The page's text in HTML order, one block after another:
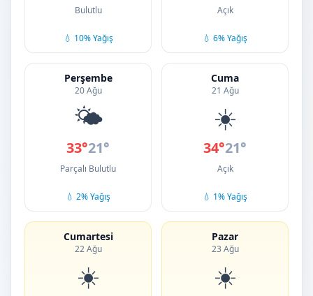
Bulutlu
💧 10% Yağış
Açık
💧 6% Yağış
Perşembe
20 Ağu
🌤️
33°21°
Parçalı Bulutlu
💧 2% Yağış
Cuma
21 Ağu
☀️
34°21°
Açık
💧 1% Yağış
Cumartesi
22 Ağu
☀️
Pazar
23 Ağu
☀️